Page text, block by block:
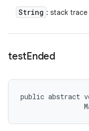
String : stack
testEnded
public abstract